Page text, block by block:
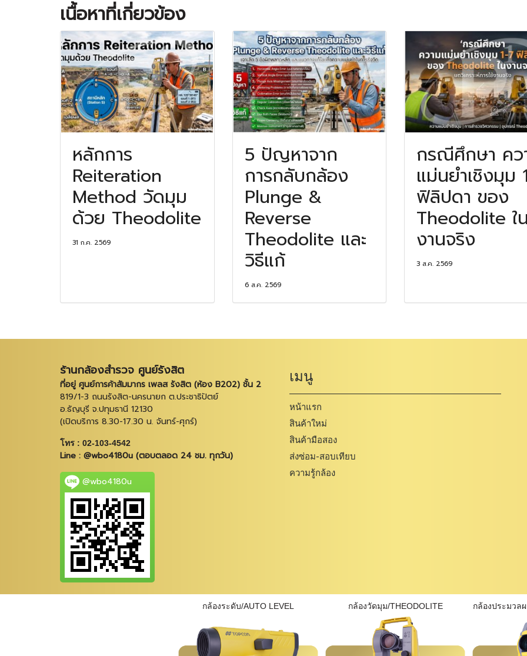
เนื้อหาที่เกี่ยวข้อง
หลักการ
Reiteration
Method วัดมุม
ด้วย Theodolite
31 ก.ค. 2569
5 ปัญหาจาก
การกลับกล้อง
Plunge &
Reverse
Theodolite และ
วิธีแก้
6 ส.ค. 2569
กรณีศึกษา คว
แม่นยำเชิงมุม
ฟิลิปดา ของ
Theodolite ใ
งานจริง
3 ส.ค. 2569
ร้านกล้องสำรวจ ศูนย์รังสิต
ที่อยู่ ศูนย์การค้าสัมมากร เพลส รังสิต (ห้อง B202) ชั้น 2
819/1-3 ถนนรังสิต-นครนายก ต.ประชาธิปัตย์
อ.ธัญบุรี จ.ปทุมธานี 12130
(เปิดบริการ 8.30-17.30 น. จันทร์-ศุกร์)
โทร : 02-103-4542
Line : @wbo4180u (ตอบตลอด 24 ชม. ทุกวัน)
@wbo4180u
เมนู
หน้าแรก
สินค้าใหม่
สินค้ามือสอง
ส่งซ่อม-สอบเทียบ
ความรู้กล้อง
กล้องระดับ/AUTO LEVEL กล้องวัดมุม/THEODOLITE กล้องประมวล